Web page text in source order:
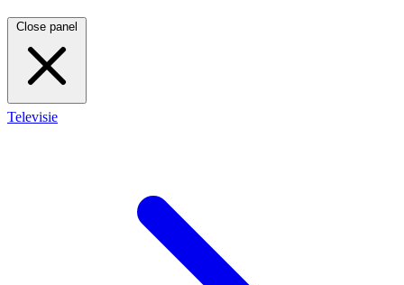
Close panel
Televisie